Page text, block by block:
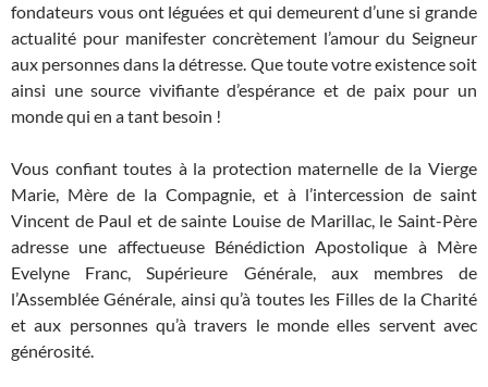
fondateurs vous ont léguées et qui demeurent d’une si grande
actualité pour manifester concrètement l’amour du Seigneur
aux personnes dans la détresse. Que toute votre existence soit
ainsi une source vivifiante d’espérance et de paix pour un
monde qui en a tant besoin !
Vous confiant toutes à la protection maternelle de la Vierge
Marie, Mère de la Compagnie, et à l’intercession de saint
Vincent de Paul et de sainte Louise de Marillac, le Saint-Père
adresse une affectueuse Bénédiction Apostolique à Mère
Evelyne Franc, Supérieure Générale, aux membres de
l’Assemblée Générale, ainsi qu’à toutes les Filles de la Charité
et aux personnes qu’à travers le monde elles servent avec
générosité.